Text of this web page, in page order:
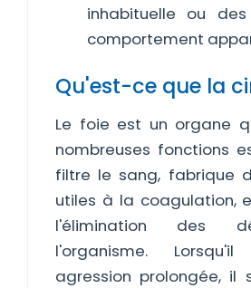
inhabituelle ou
comportement
Qu'est-ce que la
Le foie est un organe
nombreuses fonctions
filtre le sang, fabrique
utiles à la coagulation,
l'élimination des
l'organisme.
agression prolongée, il